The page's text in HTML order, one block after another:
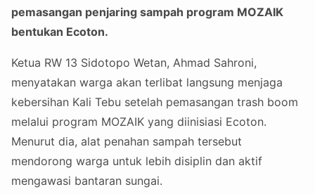
pemasangan penjaring sampah program MOZAIK
bentukan Ecoton.
Ketua RW 13 Sidotopo Wetan, Ahmad Sahroni,
menyatakan warga akan terlibat langsung menjaga
kebersihan Kali Tebu setelah pemasangan trash boom
melalui program MOZAIK yang diinisiasi Ecoton.
Menurut dia, alat penahan sampah tersebut
mendorong warga untuk lebih disiplin dan aktif
mengawasi bantaran sungai.